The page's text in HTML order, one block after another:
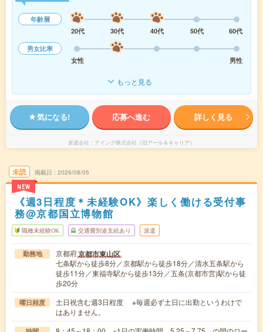
年齢層
20代
30代 40代 50代
60代
男女比率
女性
男性
もっと見る
気になる! 応募へ進む 詳しく見る
派遣会社 アイング株式会社（旧アール＆キャリア）
未読
NEW
掲載日 2026/08/05
《週3日程度＊未経験OK》楽しく働ける受付事
務@京都国立博物館
職種未経験OK 交通費別途支給あり 派遣
勤務地 京都府京都市東山区
七条駅から徒歩8分／京都駅から徒歩18分／清水五条駅から
徒歩11分／東福寺駅から徒歩13分／五条(京都市営)駅から徒
歩20分
曜日頻度
土日祝含む週3日程度 ※毎週必ず土日に出勤というわけで
はありません。